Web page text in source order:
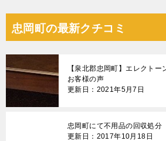
ナ
ビ
ゲ
ー
忠岡町の最新クチコミ
【泉北郡忠岡町】エレクト
お客様の声
更新日：2021年5月7日
忠岡町にて不用品の回収処
更新日：2017年10月18日